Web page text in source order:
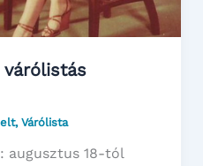
, Várólista
augusztus 18-tól